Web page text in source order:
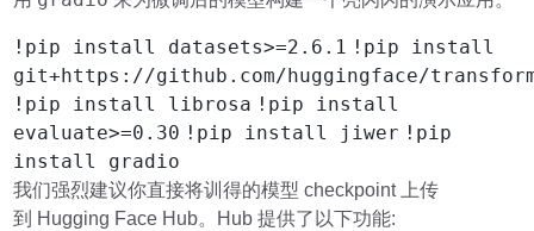
!pip install datasets>=2.6.1 !pip install
git+https://github.com/huggingface/
!pip install librosa !pip install
evaluate>=0.30 !pip install jiwer !pip
install gradio
我们强烈建议你直接将训得的模型 checkpoint 上传
到 Hugging Face Hub。Hub 提供了以下功能: